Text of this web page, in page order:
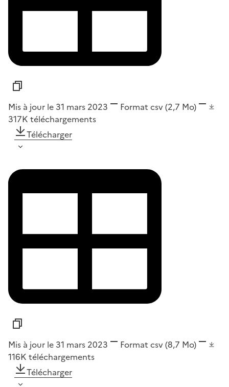
Mis à jour le 31 mars 2023 Format csv(2,7 Mo)
317K téléchargements
Télécharger
Mis à jour le 31 mars 2023 Format csv(8,7 Mo)
116K téléchargements
Télécharger